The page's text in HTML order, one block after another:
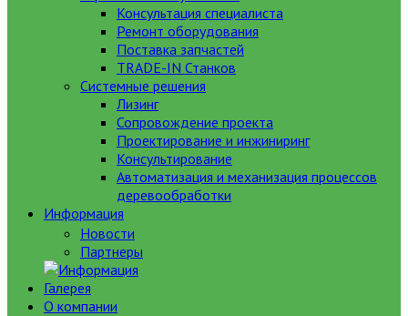
Консультация специалиста
Ремонт оборудования
Поставка запчастей
TRADE-IN Станков
Системные решения
Лизинг
Сопровождение проекта
Проектирование и инжиниринг
Консультирование
Автоматизация и механизация процессов
деревообработки
Информация
Новости
Партнеры
Галерея
О компании